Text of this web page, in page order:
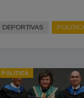
DEPORTIVAS
POLITICA